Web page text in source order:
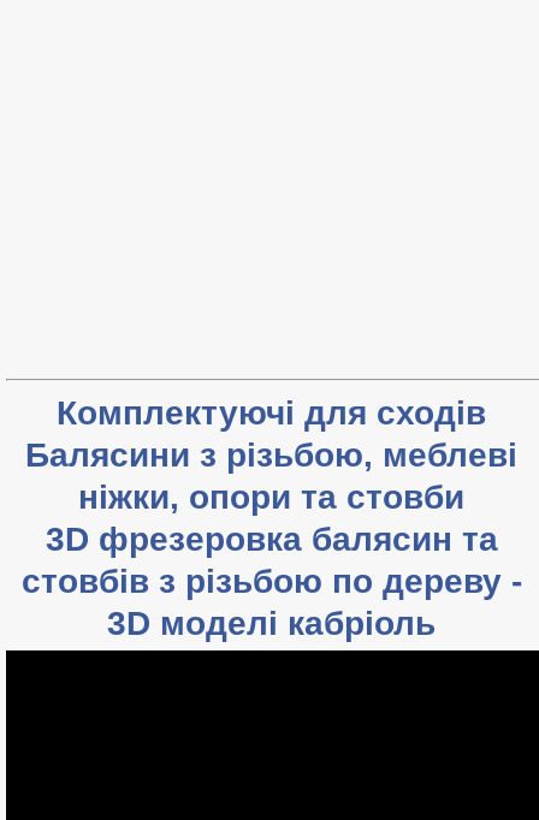
Комплектуючі для сходів
Балясини з різьбою, меблеві
ніжки, опори та стовби
3D фрезеровка балясин та
стовбів з різьбою по дереву -
3D моделі кабріоль